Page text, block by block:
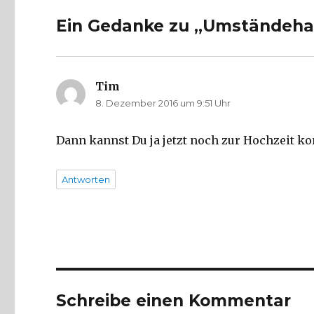
Ein Gedanke zu
Tim
8. Dezember 2016 um 9:51 Uhr
Dann kannst Du ja jetzt noch zur Hochzeit
Antworten
Schreibe einen Kommentar